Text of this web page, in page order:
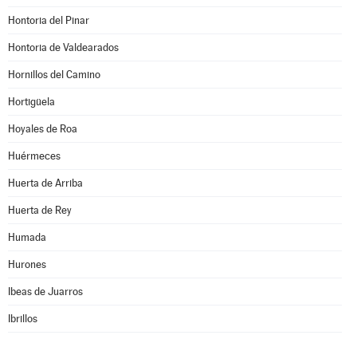
Hontoria del Pinar
Hontoria de Valdearados
Hornillos del Camino
Hortigüela
Hoyales de Roa
Huérmeces
Huerta de Arriba
Huerta de Rey
Humada
Hurones
Ibeas de Juarros
Ibrillos